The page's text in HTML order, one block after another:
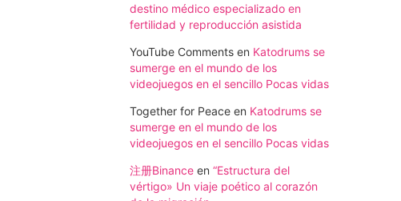
destino médico especializado en
fertilidad y reproducción asistida
YouTube Comments en Katodrums se
sumerge en el mundo de los
videojuegos en el sencillo Pocas vidas
Together for Peace en Katodrums se
sumerge en el mundo de los
videojuegos en el sencillo Pocas vidas
注册Binance en “Estructura del
vértigo» Un viaje poético al corazón